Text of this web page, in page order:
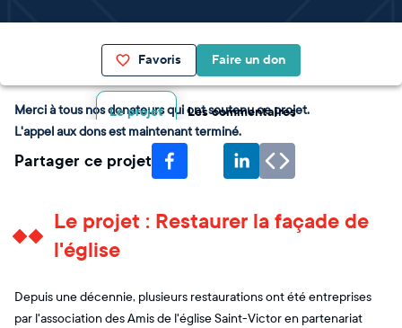
Favoris Faire un don
Le projet Les commentaires
Merci à tous nos donateurs qui ont soutenu ce projet.
L'appel aux dons est maintenant terminé.
Partager ce projet
Le projet : Restaurer la façade de
l'église
Depuis une décennie, plusieurs restaurations ont été entreprises
par l'association des Amis de l'église Saint-Victor en partenariat